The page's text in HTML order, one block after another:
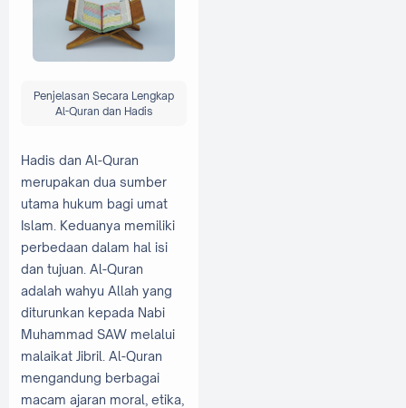
Penjelasan Secara Lengkap
Al-Quran dan Hadis
Hadis dan Al-Quran
merupakan dua sumber
utama hukum bagi umat
Islam. Keduanya memiliki
perbedaan dalam hal isi
dan tujuan. Al-Quran
adalah wahyu Allah yang
diturunkan kepada Nabi
Muhammad SAW melalui
malaikat Jibril. Al-Quran
mengandung berbagai
macam ajaran moral, etika,